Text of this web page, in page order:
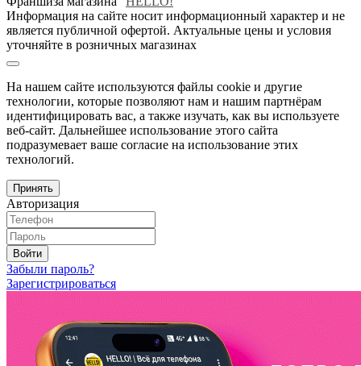
Информация на сайте носит информационный характер и не
является публичной офертой. Актуальные цены и условия
уточняйте в розничных магазинах
На нашем сайте используются файлы cookie и другие
технологии, которые позволяют нам и нашим партнёрам
идентифицировать вас, а также изучать, как вы используете
веб-сайт. Дальнейшее использование этого сайта
подразумевает ваше согласие на использование этих
технологий.
Принять
Авторизация
Войти
Забыли пароль?
Зарегистрироваться